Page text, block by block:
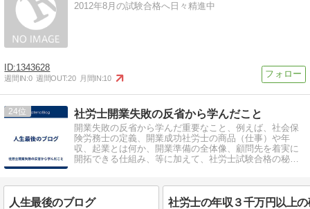
2012年8月の試験合格へ日々精進中
1343628
週間IN:0 週間OUT:20 月間IN:10
24 社労士開業失敗の反省から学んだこと
開業失敗の反省から学んだ重要なこと、例えば、社会保
険労務士の定義、開業成功社労士の商品（仕事）や年
収、起業とは何か、開業準備の全体像、顧問先を着実に
開拓できる仕組み、等に加えて、社労士試験合格の秘訣
人生最後のブログ 社労士の年収３千万円以上